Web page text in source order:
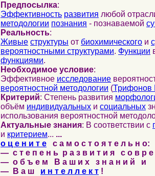
Предпосылка:
Эффективность развития любой
методологии познания - познаваемой
Реальность:
Живые структуры от биохимического и
вероятностными структурами. Функции
функциями.
Необходимое условие:
Эффективное исследование
вероятностной методологии (Трифонов
Критерий: Степень развития
объём индивидуальных и социальных
использования вероятностной
Актуальные знания: В соответствии с
и критерием... ...
о ц е н и т е с а м о с т о я т е л ь н о:
— с т е п е н ь р а з в и т и я с о в р
— о б ъ е м В а ш и х з н а н и й и
— В а ш и н т е л л е к т !